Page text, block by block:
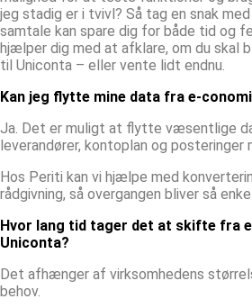
jeg stadig er i tvivl? Så tag en snak
samtale kan spare dig for både tid og
hjælper dig med at afklare, om du skal
til Uniconta – eller vente lidt endnu.
Kan jeg flytte mine data fra e-
Ja. Det er muligt at flytte væsentlige
leverandører, kontoplan og
Hos Periti kan vi hjælpe med
rådgivning, så overgangen bliver så
Hvor lang tid tager det at skifte fra
Uniconta?
Det afhænger af virksomhedens
behov.